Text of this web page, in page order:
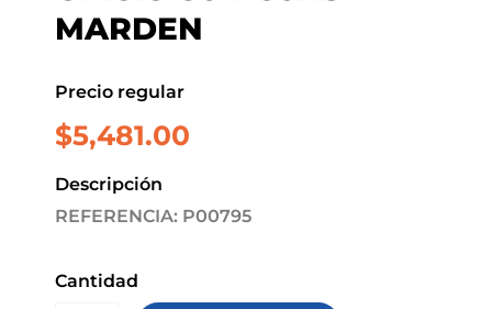
MARDEN
Precio regular
$5,481.00
Descripción
REFERENCIA: P00795
Cantidad